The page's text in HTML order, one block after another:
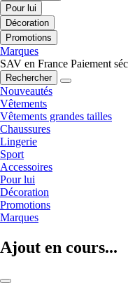
Pour lui
Décoration
Promotions
Marques
SAV en France Paiement
Rechercher
Nouveautés
Vêtements
Vêtements grandes tailles
Chaussures
Lingerie
Sport
Accessoires
Pour lui
Décoration
Promotions
Marques
Ajout en cours...